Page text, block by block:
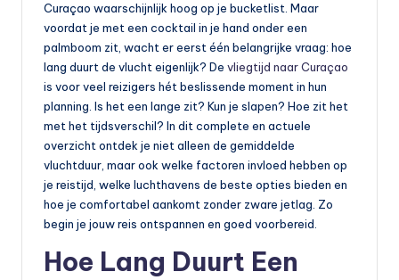
m
o
o
rr
d
Curaçao waarschijnlijk hoog op je bucketlist. Maar
voordat je met een cocktail in je hand onder een
palmboom zit, wacht er eerst één belangrijke vraag: hoe
lang duurt de vlucht eigenlijk? De vliegtijd naar Curaçao
is voor veel reizigers hét beslissende moment in hun
planning. Is het een lange zit? Kun je slapen? Hoe zit het
met het tijdsverschil? In dit complete en actuele
overzicht ontdek je niet alleen de gemiddelde
vluchtduur, maar ook welke factoren invloed hebben op
je reistijd, welke luchthavens de beste opties bieden en
hoe je comfortabel aankomt zonder zware jetlag. Zo
begin je jouw reis ontspannen en goed voorbereid.
Hoe Lang Duurt Een